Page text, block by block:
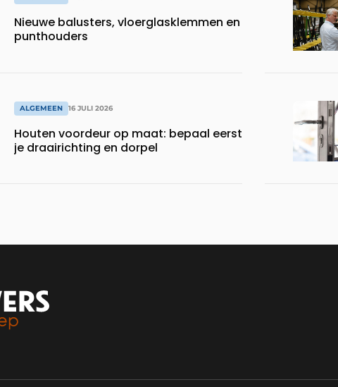
Nieuwe balusters, vloerglasklemmen en
punthouders
ALGEMEEN 16 JULI 2026
Houten voordeur op maat: bepaal eerst
je draairichting en dorpel